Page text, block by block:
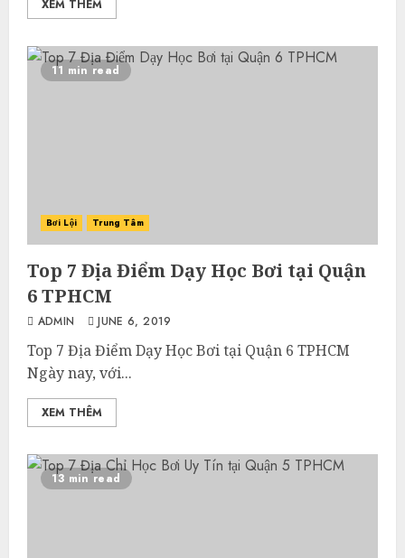
XEM THÊM
11 min read
Bơi Lội Trung Tâm
Top 7 Địa Điểm Dạy Học Bơi tại Quận
6 TPHCM
ADMIN JUNE 6, 2019
Top 7 Địa Điểm Dạy Học Bơi tại Quận 6 TPHCM
Ngày nay, với...
XEM THÊM
13 min read